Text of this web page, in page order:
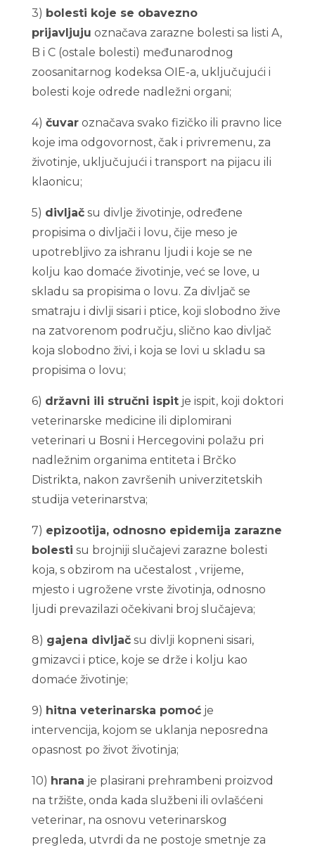
3) bolesti koje se obavezno
prijavljuju označava zarazne bolesti sa listi A,
B i C (ostale bolesti) međunarodnog
zoosanitarnog kodeksa OIE-a, uključujući i
bolesti koje odrede nadležni organi;
4) čuvaroznačava svako fizičko ili pravno lice
koje ima odgovornost, čak i privremenu, za
životinje, uključujući i transport na pijacu ili
klaonicu;
5) divljačsu divlje životinje, određene
propisima o divljači i lovu, čije meso je
upotrebljivo za ishranu ljudi i koje se ne
kolju kao domaće životinje, već se love, u
skladu sa propisima o lovu. Za divljač se
smatraju i divlji sisari i ptice, koji slobodno žive
na zatvorenom području, slično kao divljač
koja slobodno živi, i koja se lovi u skladu sa
propisima o lovu;
6) državni ili stručni ispitje ispit, koji doktori
veterinarske medicine ili diplomirani
veterinari u Bosni i Hercegovini polažu pri
nadležnim organima entiteta i Brčko
Distrikta, nakon završenih univerzitetskih
studija veterinarstva;
7) epizootija, odnosno epidemija zarazne
bolesti su brojniji slučajevi zarazne bolesti
koja, s obzirom na učestalost , vrijeme,
mjesto i ugrožene vrste životinja, odnosno
ljudi prevazilazi očekivani broj slučajeva;
8) gajena divljačsu divlji kopneni sisari,
gmizavci i ptice, koje se drže i kolju kao
domaće životinje;
9) hitna veterinarska pomoćje
intervencija, kojom se uklanja neposredna
opasnost po život životinja;
10) hrana je plasirani prehrambeni proizvod
na tržište, onda kada službeni ili ovlašćeni
veterinar, na osnovu veterinarskog
pregleda, utvrdi da ne postoje smetnje za